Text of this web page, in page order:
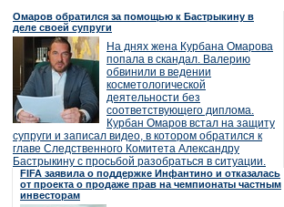
Омаров обратился за помощью к Бастрыкину в
деле своей супруги
На днях жена Курбана Омарова
попала в скандал. Валерию
обвинили в ведении
косметологической
деятельности без
соответствующего диплома.
Курбан Омаров встал на защиту
супруги и записал видео, в котором обратился к
главе Следственного Комитета Александру
Бастрыкину с просьбой разобраться в ситуации.
FIFA заявила о поддержке Инфантино и отказалась
от проекта о продаже прав на чемпионаты частным
инвесторам